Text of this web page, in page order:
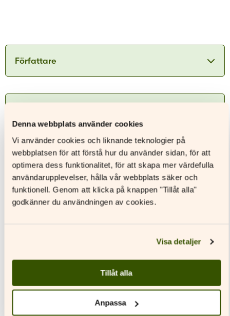
Denna webbplats använder cookies
Vi använder cookies och liknande teknologier på
webbplatsen för att förstå hur du använder sidan, för att
optimera dess funktionalitet, för att skapa mer värdefulla
användarupplevelser, hålla vår webbplats säker och
funktionell. Genom att klicka på knappen "Tillåt alla"
godkänner du användningen av cookies.
Visa detaljer
Tillåt alla
Anpassa
Författare
Tomas Bäck
Nykarleby med sin fru och frass. Tomas är
utbildad IT-ingenjör och till vardags jobbar han
som IT-specialist och studerar vid sidan om
jobbet till IT-magister. När han inte jobbar, spelar
han helst gitarr och när han vill röra på sig,
Läs mer
Utgivningsår
2021
Format
Övrigt format
Sidantal
Ljudfils längd
Åldersgrupp
Andra böcker av denna författare